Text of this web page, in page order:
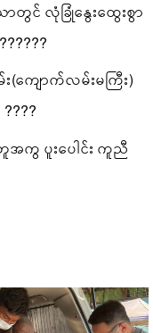
ာတွင် လုံခြုံနွေးထွေးစွာ
(ကျောက်လမ်းမကြီး)
အကွ ပူးပေါင်း ကူညီ